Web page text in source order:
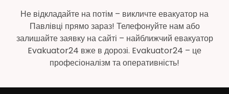
Не відкладайте на потім – викличте евакуатор на
Павлівці прямо зараз! Телефонуйте нам або
залишайте заявку на сайті – найближчий евакуатор
Evakuator24 вже в дорозі. Evakuator24 – це
професіоналізм та оперативність!